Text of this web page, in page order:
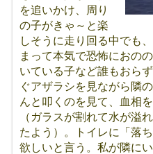
を追いかけ、周り
の子がきゃ～と楽
しそうに走り回る中でも
まって本気で恐怖におの
いている子など誰もおら
ぐアザラシを見ながら隣
んと叩くのを見て、血相
（ガラスが割れて水が溢
たよう）。トイレに「落
欲しいと言う。私が隣に